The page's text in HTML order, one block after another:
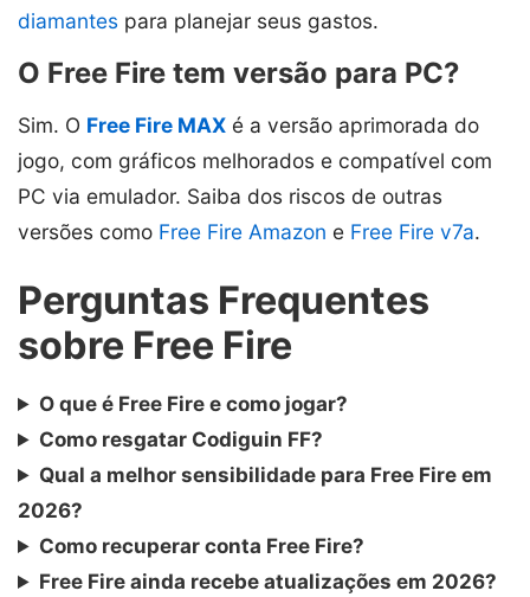
diamantes para planejar seus gastos.
O Free Fire tem versão para PC?
Sim. O Free Fire MAX é a versão aprimorada do
jogo, com gráficos melhorados e compatível com
PC via emulador. Saiba dos riscos de outras
versões como Free Fire Amazon e Free Fire v7a.
Perguntas Frequentes
sobre Free Fire
O que é Free Fire e como jogar?
Como resgatar Codiguin FF?
Qual a melhor sensibilidade para Free Fire em
2026?
Como recuperar conta Free Fire?
Free Fire ainda recebe atualizações em 2026?